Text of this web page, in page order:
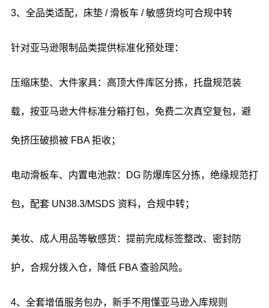
3、全品类适配，床垫 / 滑板车 / 敏感货均可合规中转
针对亚马逊限制品类提供标准化预处理：
压缩床垫、大件家具：高顶大件库区分拣，托盘规范装
载，按亚马逊大件标准分箱打包，免费二次真空复包，避
免挤压破损被 FBA 拒收；
电动滑板车、内置电池款：DG 防爆库区分拣，绝缘规范打
包，配套 UN38.3/MSDS 资料，合规中转；
美妆、成人用品等敏感货：提前完成标签整改、密封防
护，合规分拨入仓，降低 FBA 查验风险。
4、全套增值服务包办，新手不用懂亚马逊入库规则